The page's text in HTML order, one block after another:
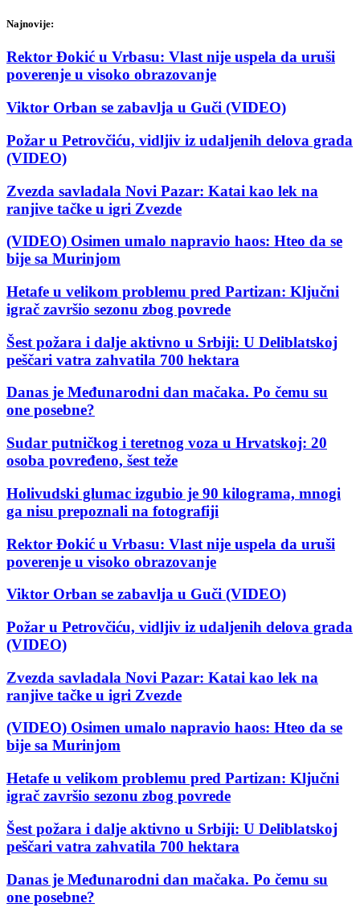
Najnovije:
Rektor Đokić u Vrbasu: Vlast nije uspela da uruši
poverenje u visoko obrazovanje
Viktor Orban se zabavlja u Guči (VIDEO)
Požar u Petrovčiću, vidljiv iz udaljenih delova grada
(VIDEO)
Zvezda savladala Novi Pazar: Katai kao lek na
ranjive tačke u igri Zvezde
(VIDEO) Osimen umalo napravio haos: Hteo da se
bije sa Murinjom
Hetafe u velikom problemu pred Partizan: Ključni
igrač završio sezonu zbog povrede
Šest požara i dalje aktivno u Srbiji: U Deliblatskoj
peščari vatra zahvatila 700 hektara
Danas je Međunarodni dan mačaka. Po čemu su
one posebne?
Sudar putničkog i teretnog voza u Hrvatskoj: 20
osoba povređeno, šest teže
Holivudski glumac izgubio je 90 kilograma, mnogi
ga nisu prepoznali na fotografiji
Rektor Đokić u Vrbasu: Vlast nije uspela da uruši
poverenje u visoko obrazovanje
Viktor Orban se zabavlja u Guči (VIDEO)
Požar u Petrovčiću, vidljiv iz udaljenih delova grada
(VIDEO)
Zvezda savladala Novi Pazar: Katai kao lek na
ranjive tačke u igri Zvezde
(VIDEO) Osimen umalo napravio haos: Hteo da se
bije sa Murinjom
Hetafe u velikom problemu pred Partizan: Ključni
igrač završio sezonu zbog povrede
Šest požara i dalje aktivno u Srbiji: U Deliblatskoj
peščari vatra zahvatila 700 hektara
Danas je Međunarodni dan mačaka. Po čemu su
one posebne?